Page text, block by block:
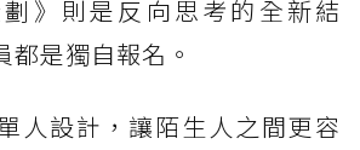
劃》則是反向思考的全新結
是獨自報名。
人設計，讓陌生人之間更容